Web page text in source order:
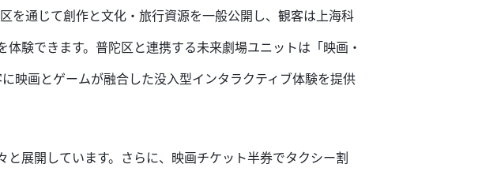
を通じて創作と文化・旅行資源を一般公開し、観客は上海科
験できます。普陀区と連携する未来劇場ユニットは「映画・
映画とゲームが融合した没入型インタラクティブ体験を提供
展開しています。さらに、映画チケット半券でタクシー割